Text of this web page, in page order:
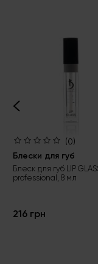
(0)
Блески для губ
Блеск для губ LIP
professional, 8 мл
216 грн